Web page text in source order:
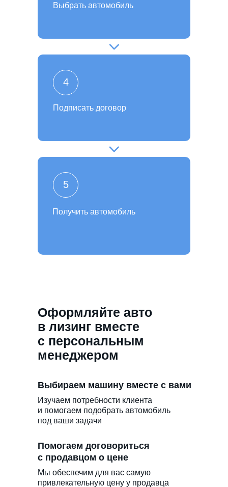
Получить автомобиль
5
Подписать договор
4
Выбрать автомобиль
Помогаем договориться
с продавцом о цене
Мы обеспечим для вас самую
привлекательную цену у продавца
Выбираем машину вместе с вами
Изучаем потребности клиента
и помогаем подобрать автомобиль
под ваши задачи
Оформляйте авто
в лизинг вместе
с персональным
менеджером